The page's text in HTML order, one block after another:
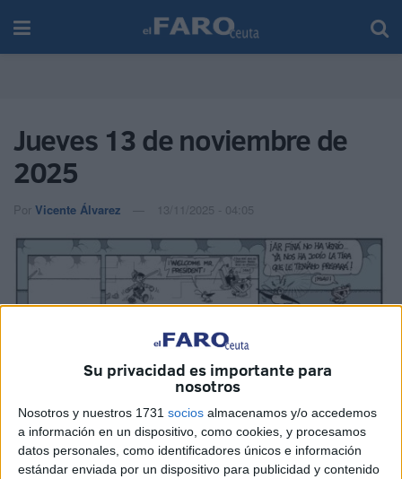
Su privacidad es importante para
nosotros
Nosotros y nuestros 1731 socios almacenamos y/o accedemos
a información en un dispositivo, como cookies, y procesamos
datos personales, como identificadores únicos e información
estándar enviada por un dispositivo para publicidad y contenido
Jueves 13 de noviembre de
2025
Por Vicente Álvarez 13/11/2025 - 04:05
RelatedPosts